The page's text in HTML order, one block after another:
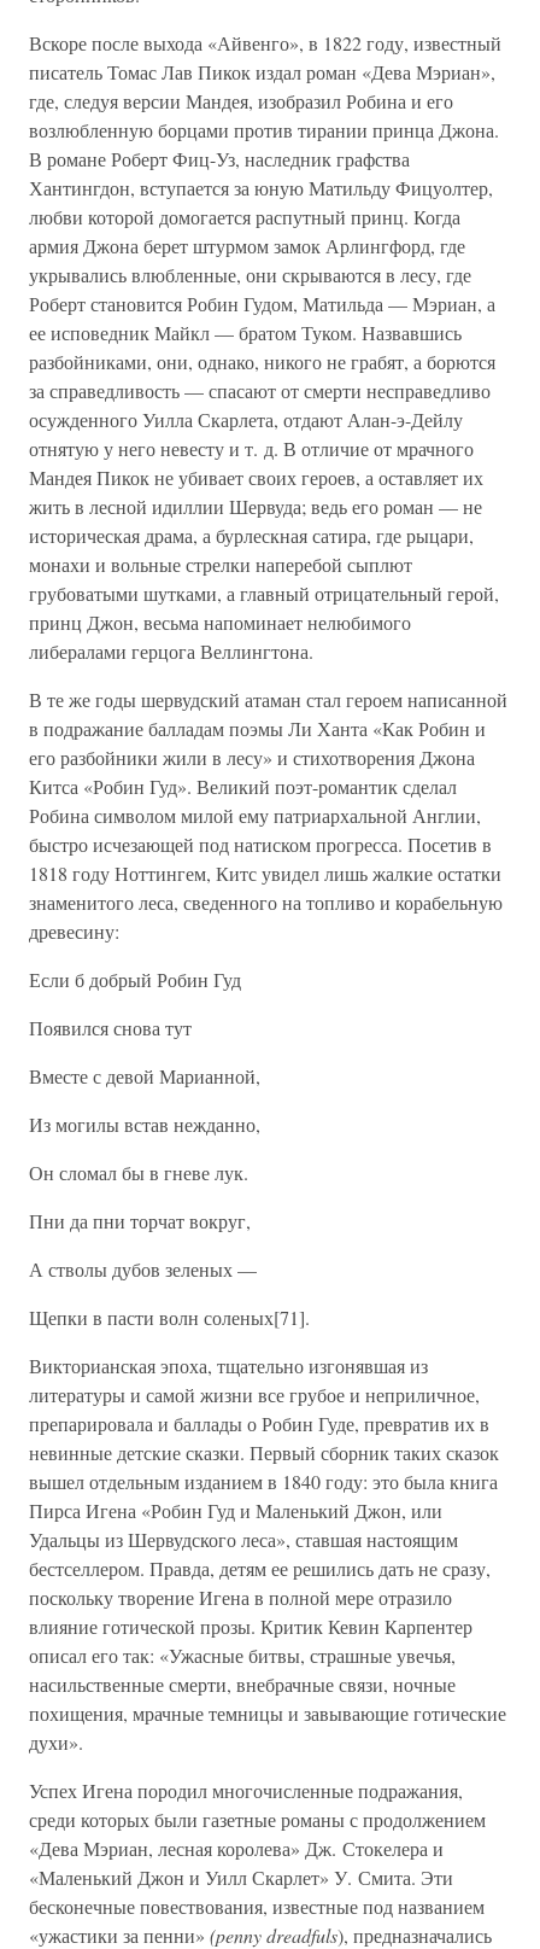
Вскоре после выхода «Айвенго», в 1822 году, известный
писатель Томас Лав Пикок издал роман «Дева Мэриан»,
где, следуя версии Мандея, изобразил Робина и его
возлюбленную борцами против тирании принца Джона.
В романе Роберт Фиц-Уз, наследник графства
Хантингдон, вступается за юную Матильду Фицуолтер,
любви которой домогается распутный принц. Когда
армия Джона берет штурмом замок Арлингфорд, где
укрывались влюбленные, они скрываются в лесу, где
Роберт становится Робин Гудом, Матильда — Мэриан, а
ее исповедник Майкл — братом Туком. Назвавшись
разбойниками, они, однако, никого не грабят, а борются
за справедливость — спасают от смерти несправедливо
осужденного Уилла Скарлета, отдают Алан-э-Дейлу
отнятую у него невесту и т. д. В отличие от мрачного
Мандея Пикок не убивает своих героев, а оставляет их
жить в лесной идиллии Шервуда; ведь его роман — не
историческая драма, а бурлескная сатира, где рыцари,
монахи и вольные стрелки наперебой сыплют
грубоватыми шутками, а главный отрицательный герой,
принц Джон, весьма напоминает нелюбимого
либералами герцога Веллингтона.
В те же годы шервудский атаман стал героем написанной
в подражание балладам поэмы Ли Ханта «Как Робин и
его разбойники жили в лесу» и стихотворения Джона
Китса «Робин Гуд». Великий поэт-романтик сделал
Робина символом милой ему патриархальной Англии,
быстро исчезающей под натиском прогресса. Посетив в
1818 году Ноттингем, Китс увидел лишь жалкие остатки
знаменитого леса, сведенного на топливо и корабельную
древесину:
Если б добрый Робин Гуд
Появился снова тут
Вместе с девой Марианной,
Из могилы встав нежданно,
Он сломал бы в гневе лук.
Пни да пни торчат вокруг,
А стволы дубов зеленых —
Щепки в пасти волн соленых[71].
Викторианская эпоха, тщательно изгонявшая из
литературы и самой жизни все грубое и неприличное,
препарировала и баллады о Робин Гуде, превратив их в
невинные детские сказки. Первый сборник таких сказок
вышел отдельным изданием в 1840 году: это была книга
Пирса Игена «Робин Гуд и Маленький Джон, или
Удальцы из Шервудского леса», ставшая настоящим
бестселлером. Правда, детям ее решились дать не сразу,
поскольку творение Игена в полной мере отразило
влияние готической прозы. Критик Кевин Карпентер
описал его так: «Ужасные битвы, страшные увечья,
насильственные смерти, внебрачные связи, ночные
похищения, мрачные темницы и завывающие готические
духи».
Успех Игена породил многочисленные подражания,
среди которых были газетные романы с продолжением
«Дева Мэриан, лесная королева» Дж. Стокелера и
«Маленький Джон и Уилл Скарлет» У. Смита. Эти
бесконечные повествования, известные под названием
«ужастики за пенни» (penny dreadfuls), предназначались